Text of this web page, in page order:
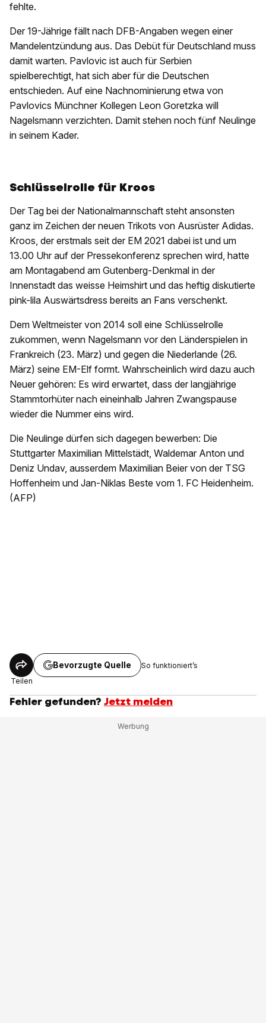
fehlte.
Der 19-Jährige fällt nach DFB-Angaben wegen einer
Mandelentzündung aus. Das Debüt für Deutschland muss
damit warten. Pavlovic ist auch für Serbien
spielberechtigt, hat sich aber für die Deutschen
entschieden. Auf eine Nachnominierung etwa von
Pavlovics Münchner Kollegen Leon Goretzka will
Nagelsmann verzichten. Damit stehen noch fünf Neulinge
in seinem Kader.
Schlüsselrolle für Kroos
Der Tag bei der Nationalmannschaft steht ansonsten
ganz im Zeichen der neuen Trikots von Ausrüster Adidas.
Kroos, der erstmals seit der EM 2021 dabei ist und um
13.00 Uhr auf der Pressekonferenz sprechen wird, hatte
am Montagabend am Gutenberg-Denkmal in der
Innenstadt das weisse Heimshirt und das heftig diskutierte
pink-lila Auswärtsdress bereits an Fans verschenkt.
Dem Weltmeister von 2014 soll eine Schlüsselrolle
zukommen, wenn Nagelsmann vor den Länderspielen in
Frankreich (23. März) und gegen die Niederlande (26.
März) seine EM-Elf formt. Wahrscheinlich wird dazu auch
Neuer gehören: Es wird erwartet, dass der langjährige
Stammtorhüter nach eineinhalb Jahren Zwangspause
wieder die Nummer eins wird.
Die Neulinge dürfen sich dagegen bewerben: Die
Stuttgarter Maximilian Mittelstädt, Waldemar Anton und
Deniz Undav, ausserdem Maximilian Beier von der TSG
Hoffenheim und Jan-Niklas Beste vom 1. FC Heidenheim.
(AFP)
Teilen
Bevorzugte Quelle So funktioniert’s
Fehler gefunden? Jetzt melden